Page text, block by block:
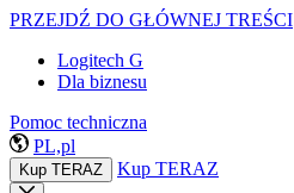
PRZEJDŹ DO GŁÓWNEJ TREŚCI
Logitech G
Dla biznesu
Pomoc techniczna
PL,pl
Kup TERAZ Kup TERAZ